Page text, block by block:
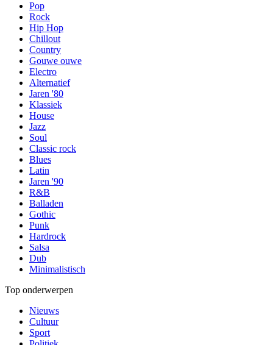
Pop
Rock
Hip Hop
Chillout
Country
Gouwe ouwe
Electro
Alternatief
Jaren '80
Klassiek
House
Jazz
Soul
Classic rock
Blues
Latin
Jaren '90
R&B
Balladen
Gothic
Punk
Hardrock
Salsa
Dub
Minimalistisch
Top onderwerpen
Nieuws
Cultuur
Sport